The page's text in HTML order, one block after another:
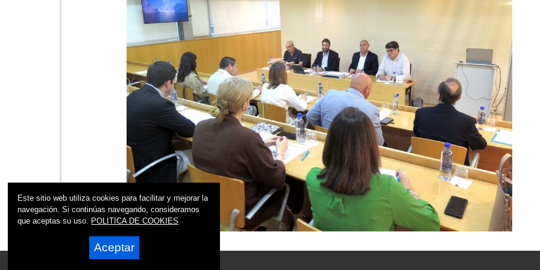
Este sitio web utiliza cookies para facilitar y mejorar la
navegación. Si continúas navegando, consideramos
que aceptas su uso. POLITICA DE COOKIES
Aceptar